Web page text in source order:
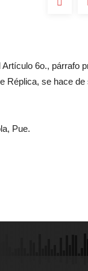
6o., párrafo
se hace
Pue.
los Derechos